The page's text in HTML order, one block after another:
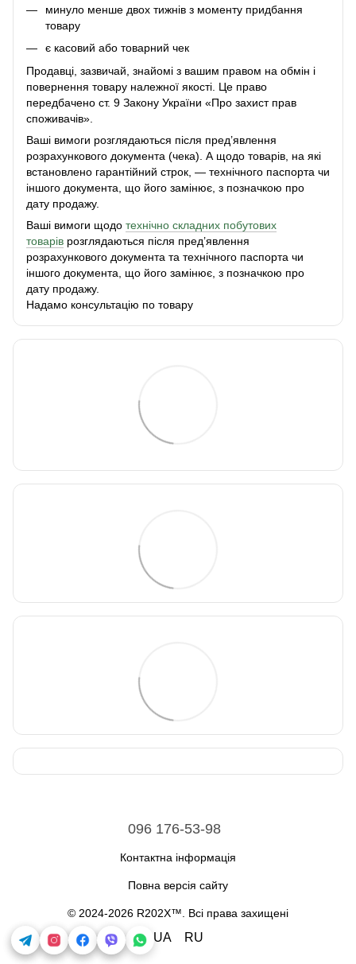
минуло менше двох тижнів з моменту придбання
товару
є касовий або товарний чек
Продавці, зазвичай, знайомі з вашим правом на обмін і
повернення товару належної якості. Це право
передбачено ст. 9 Закону України «Про захист прав
споживачів».
Ваші вимоги розглядаються після пред’явлення
розрахункового документа (чека). А щодо товарів, на які
встановлено гарантійний строк, — технічного паспорта чи
іншого документа, що його замінює, з позначкою про
дату продажу.
Ваші вимоги щодо технічно складних побутових
товарів розглядаються після пред’явлення
розрахункового документа та технічного паспорта чи
іншого документа, що його замінює, з позначкою про
дату продажу.
Надамо консультацію по товару
096 176-53-98
Контактна інформація
Повна версія сайту
© 2024-2026 R202X™. Всі права захищені
UA RU